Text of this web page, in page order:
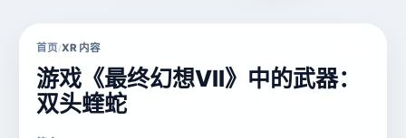
首页/XR 内容
游戏《最终幻想VII》中的武器：
双头蝰蛇